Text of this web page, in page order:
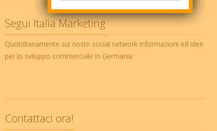
Segui Italia Marketing
Quotidianamente sui nostri social network informazioni ed idee
per lo sviluppo commerciale in Germania
Contattaci ora!